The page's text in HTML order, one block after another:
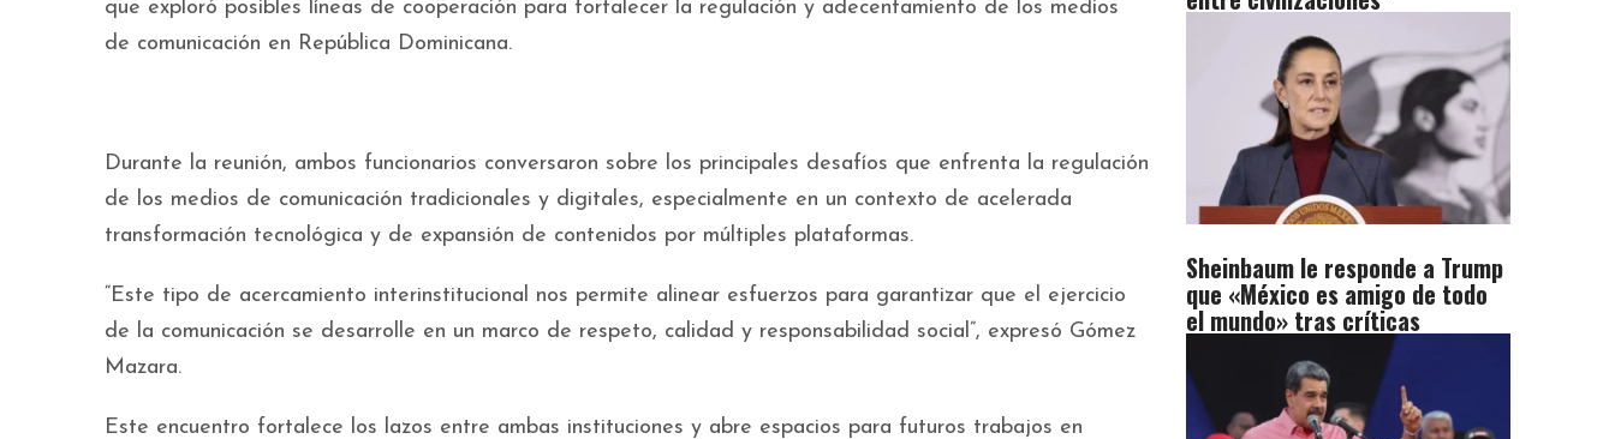
que exploró posibles líneas de cooperación para fortalecer la regulación y adecentamiento de los medios
de comunicación en República Dominicana.
Durante la reunión, ambos funcionarios conversaron sobre los principales desafíos que enfrenta la regulación
de los medios de comunicación tradicionales y digitales, especialmente en un contexto de acelerada
transformación tecnológica y de expansión de contenidos por múltiples plataformas.
“Este tipo de acercamiento interinstitucional nos permite alinear esfuerzos para garantizar que el ejercicio
de la comunicación se desarrolle en un marco de respeto, calidad y responsabilidad social”, expresó Gómez
Mazara.
Este encuentro fortalece los lazos entre ambas instituciones y abre espacios para futuros trabajos en
Sheinbaum le responde a Trump
que «México es amigo de todo
el mundo» tras críticas